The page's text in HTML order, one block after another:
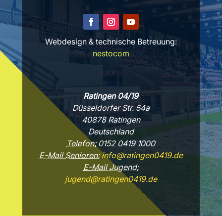
Webdesign & technische Betreuung:
nestocom
Ratingen 04/19
Düsseldorfer Str. 54a
40878 Ratingen
Deutschland
Telefon:0152 0419 1000
E-Mail Senioren:info@ratingen0419.de
E-Mail Jugend:
jugend@ratingen0419.de